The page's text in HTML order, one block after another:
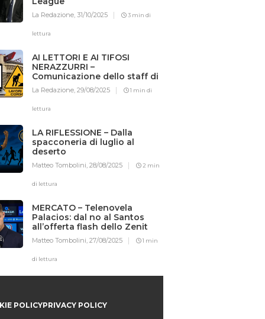
La Redazione, 31/10/2025 3 min di
lettura
AI LETTORI E AI TIFOSI
NERAZZURRI –
Comunicazione dello staff di
Iotifointer.it
La Redazione, 29/08/2025 1 min di
lettura
LA RIFLESSIONE – Dalla
spacconeria di luglio al
deserto
Matteo Tombolini, 28/08/2025 2 min
di lettura
MERCATO – Telenovela
Palacios: dal no al Santos
all’offerta flash dello Zenit
Matteo Tombolini, 27/08/2025 1 min
di lettura
POLICYPRIVACY POLICY